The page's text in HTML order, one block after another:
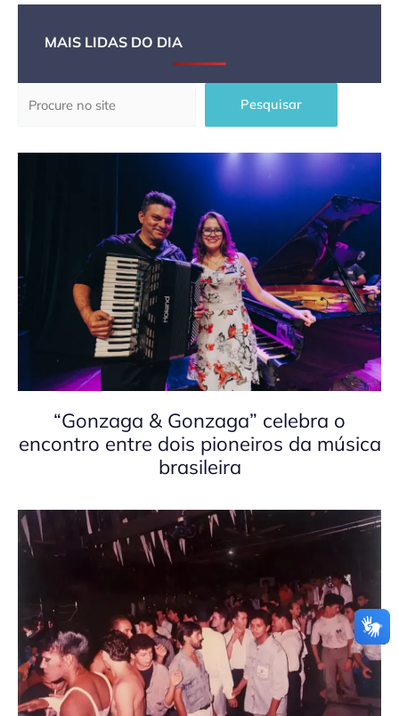
MAIS LIDAS DO DIA
Pesquisar
“Gonzaga & Gonzaga” celebra o
encontro entre dois pioneiros da música
brasileira